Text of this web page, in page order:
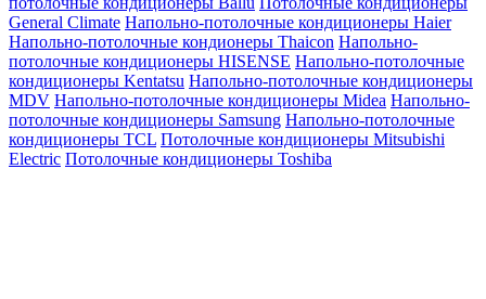
General Climate Напольно-потолочные кондиционеры Haier
Напольно-потолочные кондионеры Thaicon Напольно-
потолочные кондиционеры HISENSE Напольно-потолочные
кондиционеры Kentatsu Напольно-потолочные кондиционеры
MDV Напольно-потолочные кондиционеры Midea Напольно-
потолочные кондиционеры Samsung Напольно-потолочные
кондиционеры TCL Потолочные кондиционеры Mitsubishi
Electric Потолочные кондиционеры Toshiba